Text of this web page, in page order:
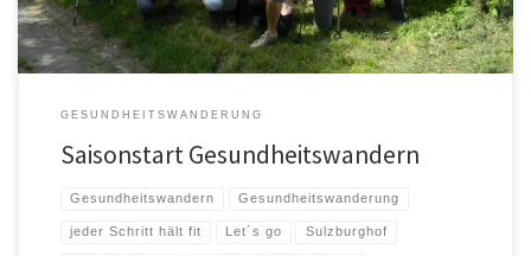
GESUNDHEITSWANDERUNG
Saisonstart Gesundheitswandern
Gesundheitswandern Gesundheitswanderung
jeder Schritt hält fit Let´s go Sulzburghof